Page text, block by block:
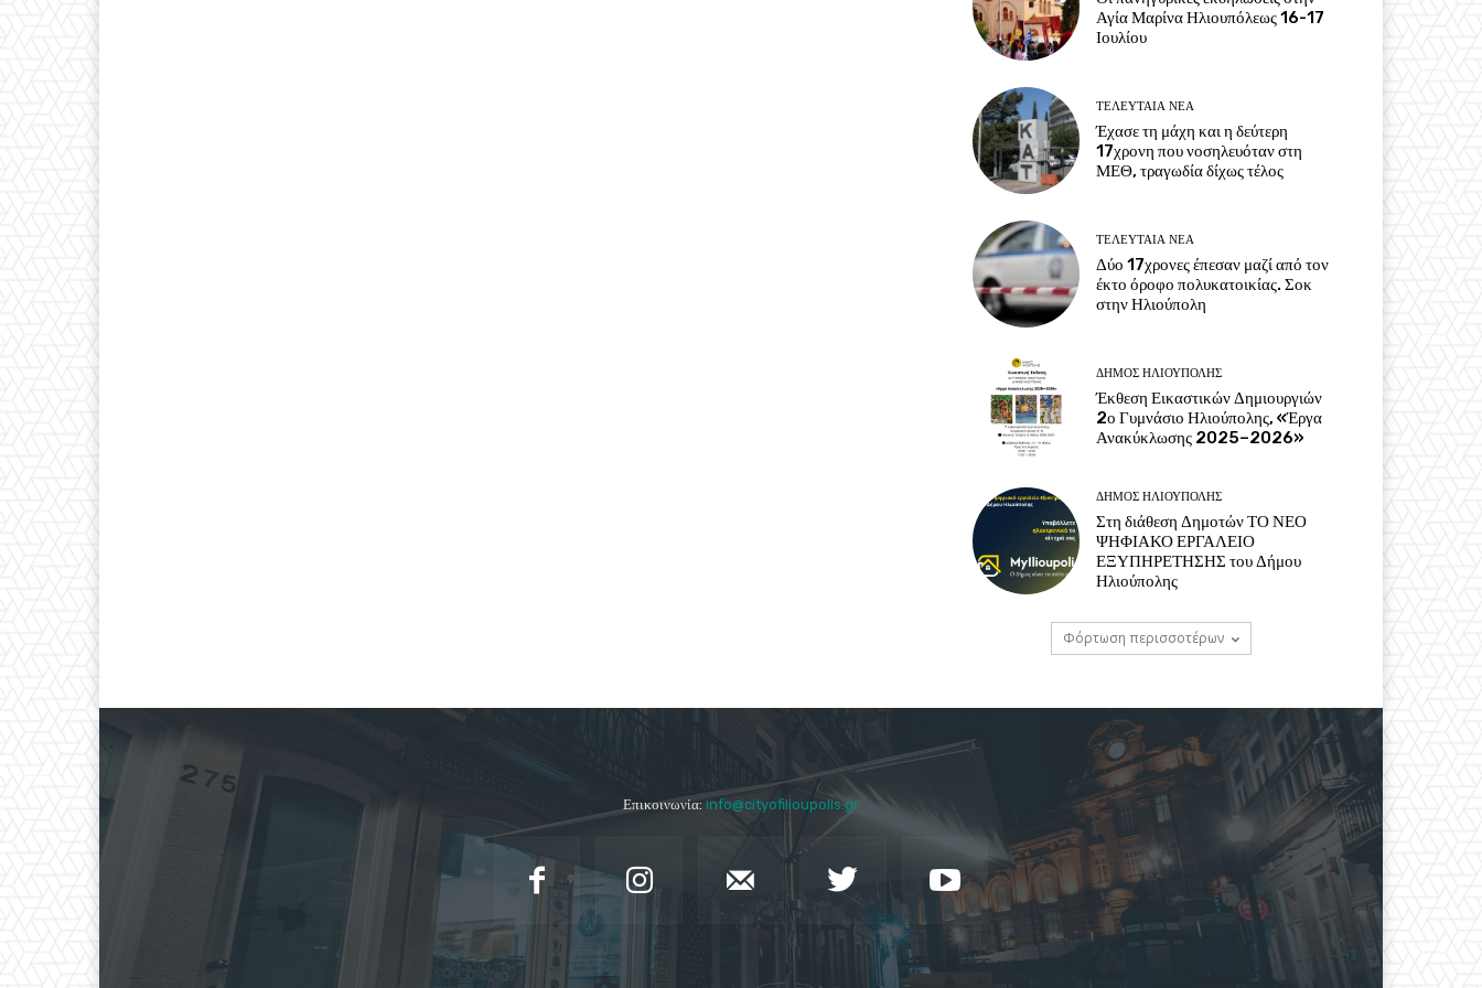
Αγία Μαρίνα Ηλιουπόλεως 16-17
Ιουλίου
ΤΕΛΕΥΤΑΊΑ ΝΈΑ
Έχασε τη μάχη και η δεύτερη
17χρονη που νοσηλευόταν στη
ΜΕΘ, τραγωδία δίχως τέλος
ΤΕΛΕΥΤΑΊΑ ΝΈΑ
Δύο 17χρονες έπεσαν μαζί από τον
έκτο όροφο πολυκατοικίας. Σοκ
στην Ηλιούπολη
ΔΉΜΟΣ ΗΛΙΟΎΠΟΛΗΣ
Έκθεση Εικαστικών Δημιουργιών
2ο Γυμνάσιο Ηλιούπολης, «Έργα
Ανακύκλωσης 2025–2026»
ΔΉΜΟΣ ΗΛΙΟΎΠΟΛΗΣ
Στη διάθεση Δημοτών ΤΟ ΝΕΟ
ΨΗΦΙΑΚΟ ΕΡΓΑΛΕΙΟ
ΕΞΥΠΗΡΕΤΗΣΗΣ του Δήμου
Ηλιούπολης
Φόρτωση περισσοτέρων
Επικοινωνία: info@cityofilioupolis.gr